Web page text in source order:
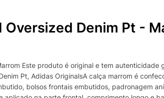
Oversized Denim Pt -
Este produto é original e tem autenticidade
Pt, Adidas OriginalsA calça marrom é
bolsos frontais embutidos, padronagem